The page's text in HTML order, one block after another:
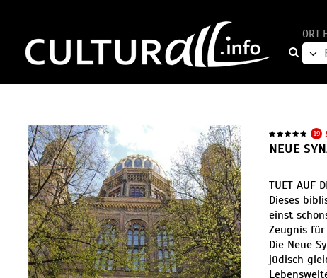
ORT
19
NEUE
TUET AUF
Dieses
einst
Zeugnis
Die Neue
jüdisch